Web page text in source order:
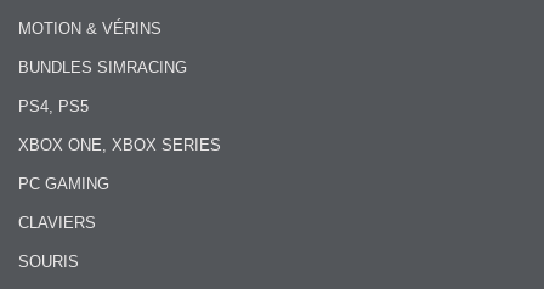
MOTION & VÉRINS
BUNDLES SIMRACING
PS4, PS5
XBOX ONE, XBOX SERIES
PC GAMING
CLAVIERS
SOURIS